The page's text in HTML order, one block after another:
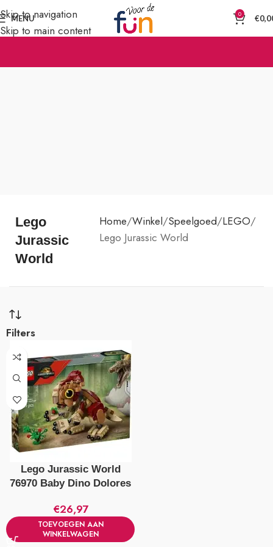
Skip to navigation
Skip to main content
MENU 0 €
Lego
Jurassic
World
Home Winkel Speelgoed LEGO
Lego Jurassic World
Filters
Lego Jurassic World
76970 Baby Dino Dolores
€26,97
TOEVOEGEN AAN
WINKELWAGEN